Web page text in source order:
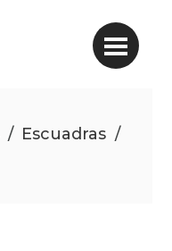
/ Escuadras /